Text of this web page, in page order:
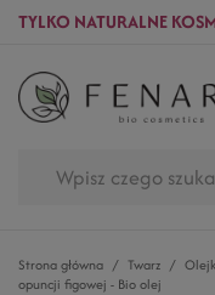
TYLKO NATURALNE
Strona główna Twarz
opuncji figowej - Bio olej